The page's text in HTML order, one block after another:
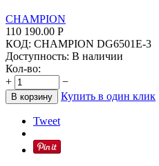
CHAMPION
110 190.00 Р
КОД: CHAMPION DG6501E-3
Доступность: В наличии
Кол-во:
+
−
В корзину Купить в один клик
Tweet